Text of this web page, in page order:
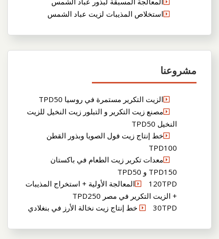
استخلاص المذيبات لزيت عباد الشمس
مشروعنا
الزيت التكرير مستمرة في روسيا TPD50
مصنع زيت التكرير و التبلور زيت النخيل للزيت
النخيل TPD50
خط إنتاج زيت فول الصويا وبذور القطن
TPD100
معدات تكرير زيت الطعام في باكستان
TPD150 و TPD50
120TPDالمعالجة الأولية + استخراج المذيبات
+ الزيت التكرير في مصر TPD250
30TPD خط إنتاج زيت نخالة الأرز في بنغلادي